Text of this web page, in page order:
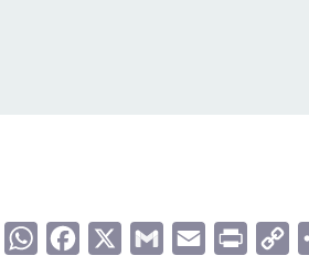
WhatsAppFacebook Gmail Email Print